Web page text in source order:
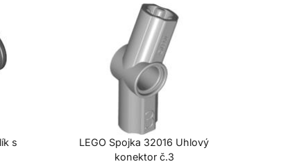
s
LEGO Spojka 32016 Uhlový
konektor č.3